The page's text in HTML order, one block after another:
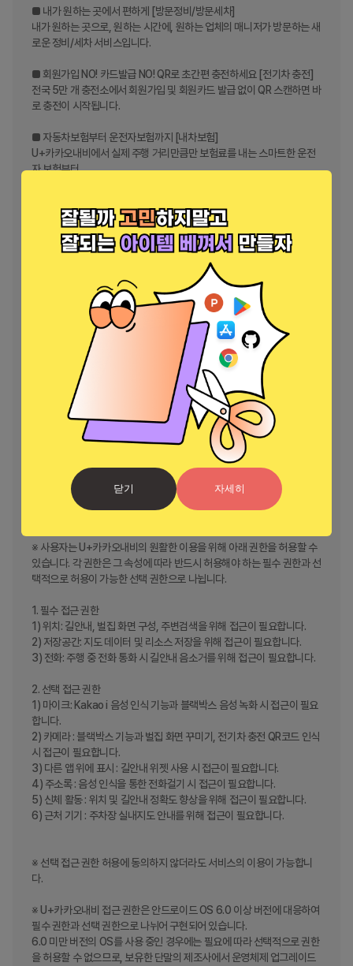
닫기 자세히
■ 내가 원하는 곳에서 편하게 [방문정비/방문세차]
내가 원하는 곳으로, 원하는 시간에, 원하는 업체의 매니저가 방문하는 새
로운 정비/세차 서비스입니다.
■ 회원가입 NO! 카드발급 NO! QR로 초간편 충전하세요 [전기차 충전]
전국 5만 개 충전소에서 회원가입 및 회원카드 발급 없이 QR 스캔하면 바
로 충전이 시작됩니다.
■ 자동차보험부터 운전자보험까지 [내차보험]
U+카카오내비에서 실제 주행 거리만큼만 보험료를 내는 스마트한 운전
자 보험부터
■ 내차 살 때도 팔 때도 카카오내비에서 한 번에! [내차팔기/내차사기]
1분 만에 내 차 시세 알아보고, 등록, 판매까지 한 번에 해결 가능! 내 차 살
때는 KCAR에서 인증 중고차를 믿고 구매하세요.
■ 나의 운전 이력과 습관을 한눈에! [나의 운전 기록]
나의 운전 시간과 거리, 경로를 쉽게 확인할 수 있고 과속, 급가속, 급감속
빈도로 안전점수를 계산해 드려요. 월간리포트에서 나의 주행 기록과 운
전 성향도 확인해 보세요.
■ 내차관리탭에서 나의 차량을 관리해보세요!
자동차 검사 기간, 내 차 리콜 정보, 자동차 보험료 할인 정보 등 다양한 정
보를 바로 확인하세요.
-LG U+ 고객은 내비게이션 이용 시 발생하는 데이터 통화료가 무료로 제
단, 앱을 설치하거나 업데이트하는 경우와 외부로 연동되는 서비스는(웹
※ 사용자는 U+카카오내비의 원활한 이용을 위해 아래 권한을 허용할 수
있습니다. 각 권한은 그 속성에 따라 반드시 허용해야 하는 필수 권한과 선
택적으로 허용이 가능한 선택 권한으로 나뉩니다.
1. 필수 접근 권한
1) 위치: 길안내, 벌집 화면 구성, 주변검색을 위해 접근이 필요합니다.
2) 저장공간: 지도 데이터 및 리소스 저장을 위해 접근이 필요합니다.
3) 전화: 주행 중 전화 통화 시 길안내 음소거를 위해 접근이 필요합니다.
2. 선택 접근 권한
1) 마이크: Kakao i 음성 인식 기능과 블랙박스 음성 녹화 시 접근이 필요
합니다.
2) 카메라 : 블랙박스 기능과 벌집 화면 꾸미기, 전기차 충전 QR코드 인식
시 접근이 필요합니다.
3) 다른 앱 위에 표시 : 길안내 위젯 사용 시 접근이 필요합니다.
4) 주소록 : 음성 인식을 통한 전화걸기 시 접근이 필요합니다.
5) 신체 활동 : 위치 및 길안내 정확도 향상을 위해 접근이 필요합니다.
6) 근처 기기 : 주차장 실내지도 안내를 위해 접근이 필요합니다.
※ 선택 접근 권한 허용에 동의하지 않더라도 서비스의 이용이 가능합니
다.
※ U+카카오내비 접근 권한은 안드로이드 OS 6.0 이상 버전에 대응하여
필수 권한과 선택 권한으로 나뉘어 구현되어 있습니다.
6.0 미만 버전의 OS를 사용 중인 경우에는 필요에 따라 선택적으로 권한
을 허용할 수 없으므로, 보유한 단말의 제조사에서 운영체제 업그레이드